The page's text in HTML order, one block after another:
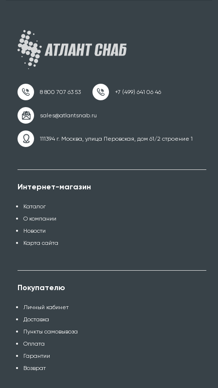
111394 г. Москва, улица Перовская, дом 61/2 строение 1
Интернет-магазин
Каталог
О компании
Новости
Карта сайта
Покупателю
Личный кабинет
Доставка
Пункты самовывоза
Оплата
Гарантии
Возврат